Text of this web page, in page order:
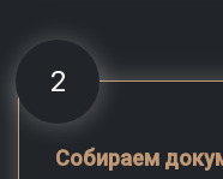
2
Собираем